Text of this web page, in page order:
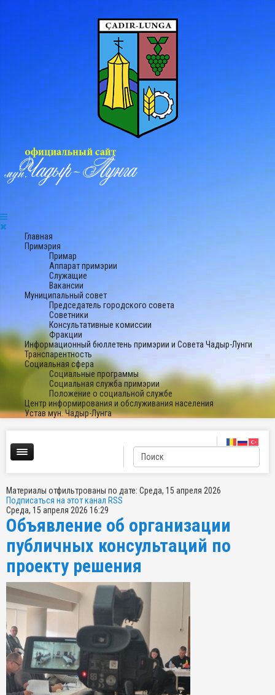
Главная
Примэрия
Примар
Аппарат примэрии
Служащие
Вакансии
Муниципальный совет
Председатель городского совета
Советники
Консультативные комиссии
Фракции
Информационный бюллетень примэрии и Совета Чадыр-Лунги
Транспарентность
Социальная сфера
Социальные программы
Социальная служба примэрии
Положение о социальной службе
Центр информирования и обслуживания населения
Устав мун. Чадыр-Лунга
Материалы отфильтрованы по дате: Среда, 15 апреля 2026
Подписаться на этот канал RSS
Среда, 15 апреля 2026 16:29
Объявление об организации
публичных консультаций по
проекту решения